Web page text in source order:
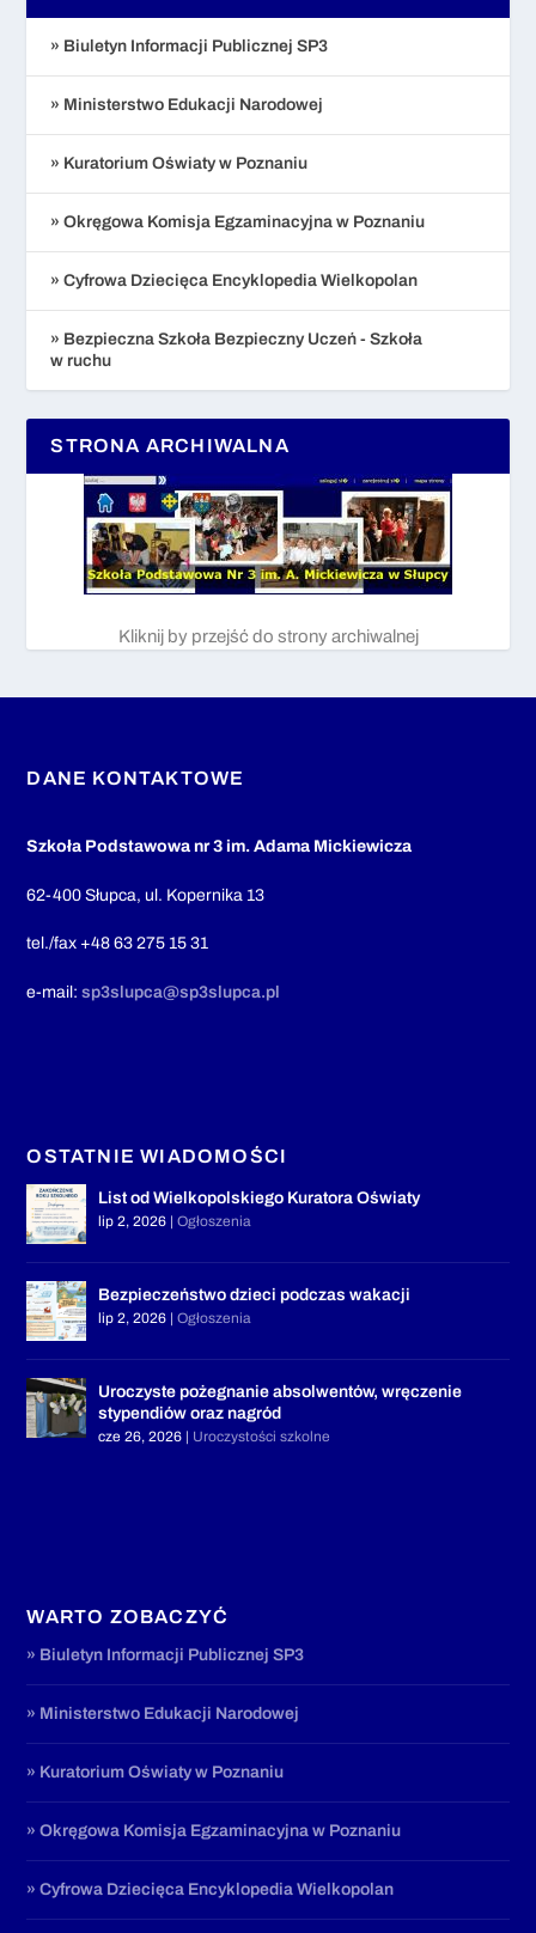
» Biuletyn Informacji Publicznej SP3
» Ministerstwo Edukacji Narodowej
» Kuratorium Oświaty w Poznaniu
» Okręgowa Komisja Egzaminacyjna w Poznaniu
» Cyfrowa Dziecięca Encyklopedia Wielkopolan
» Bezpieczna Szkoła Bezpieczny Uczeń - Szkoła
w ruchu
STRONA ARCHIWALNA
Kliknij by przejść do strony archiwalnej
DANE KONTAKTOWE
Szkoła Podstawowa nr 3 im. Adama Mickiewicza
62-400 Słupca, ul. Kopernika 13
tel./fax +48 63 275 15 31
e-mail:sp3slupca@sp3slupca.pl
OSTATNIE WIADOMOŚCI
List od Wielkopolskiego Kuratora Oświaty
lip 2, 2026 |Ogłoszenia
Bezpieczeństwo dzieci podczas wakacji
lip 2, 2026 |Ogłoszenia
Uroczyste pożegnanie absolwentów, wręczenie
stypendiów oraz nagród
cze 26, 2026 | Uroczystości szkolne
WARTO ZOBACZYĆ
» Biuletyn Informacji Publicznej SP3
» Ministerstwo Edukacji Narodowej
» Kuratorium Oświaty w Poznaniu
» Okręgowa Komisja Egzaminacyjna w Poznaniu
» Cyfrowa Dziecięca Encyklopedia Wielkopolan